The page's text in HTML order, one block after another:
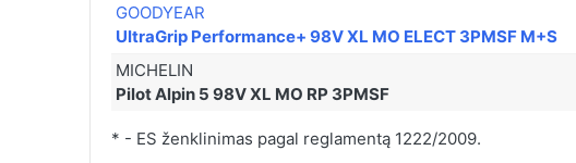
GOODYEAR
UltraGrip Performance+ 98V XL MO ELECT 3PMSF M+S
MICHELIN
Pilot Alpin 5 98V XL MO RP 3PMSF
* - ES ženklinimas pagal reglamentą 1222/2009.